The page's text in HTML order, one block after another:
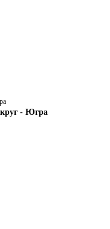
- Югра